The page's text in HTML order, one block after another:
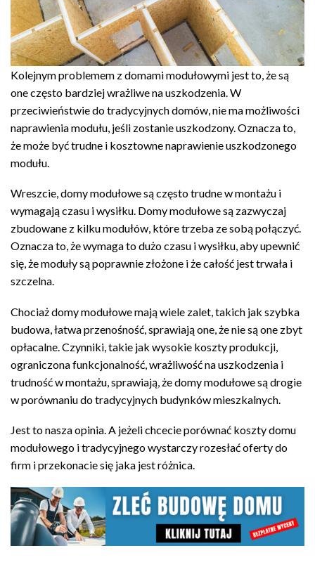
Kolejnym problemem z domami modułowymi jest to, że są
one często bardziej wrażliwe na uszkodzenia. W
przeciwieństwie do tradycyjnych domów, nie ma możliwości
naprawienia modułu, jeśli zostanie uszkodzony. Oznacza to,
że może być trudne i kosztowne naprawienie uszkodzonego
modułu.
Wreszcie, domy modułowe są często trudne w montażu i
wymagają czasu i wysiłku. Domy modułowe są zazwyczaj
zbudowane z kilku modułów, które trzeba ze sobą połączyć.
Oznacza to, że wymaga to dużo czasu i wysiłku, aby upewnić
się, że moduły są poprawnie złożone i że całość jest trwała i
szczelna.
Chociaż domy modułowe mają wiele zalet, takich jak szybka
budowa, łatwa przenośność, sprawiają one, że nie są one zbyt
opłacalne. Czynniki, takie jak wysokie koszty produkcji,
ograniczona funkcjonalność, wrażliwość na uszkodzenia i
trudność w montażu, sprawiają, że domy modułowe są drogie
w porównaniu do tradycyjnych budynków mieszkalnych.
Jest to nasza opinia. A jeżeli chcecie porównać koszty domu
modułowego i tradycyjnego wystarczy rozesłać oferty do
firm i przekonacie się jaka jest różnica.